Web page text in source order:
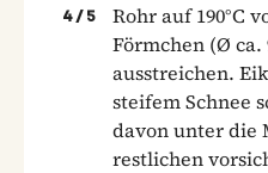
4 / 5
Rohr auf 190°C
Förmchen (Ø
ausstreichen.
steifem Schnee
davon unter die
restlichen